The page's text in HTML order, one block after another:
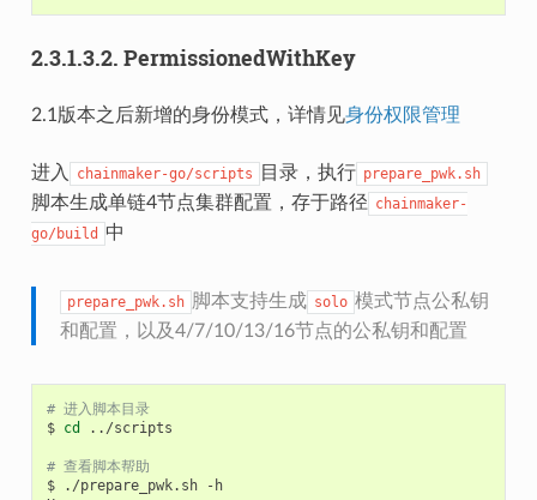
2.3.1.3.2. PermissionedWithKey
2.1版本之后新增的身份模式，详情见身份权限管理
进入 chainmaker-go/scripts 目录，执行 prepare_pwk.sh
脚本生成单链4节点集群配置，存于路径 chainmaker-
go/build
中
prepare_pwk.sh 脚本支持生成 solo 模式节点公私钥
和配置，以及4/7/10/13/16节点的公私钥和配置
# 进入脚本目录
$ cd ../scripts
# 查看脚本帮助
$
./prepare_pwk.sh
-h